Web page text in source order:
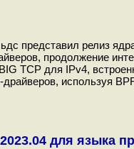
представил релиз
продолжение
TCP для IPv4,
используя
для языка